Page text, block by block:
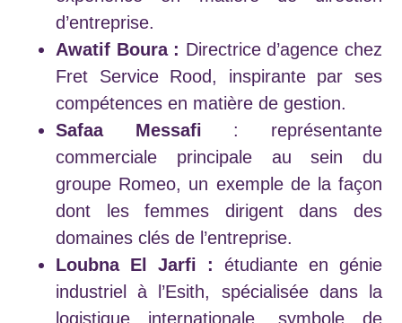
d’entreprise.
Awatif Boura : Directrice d’agence chez
Fret Service Rood, inspirante par ses
compétences en matière de gestion.
Safaa Messafi : représentante
commerciale principale au sein du
groupe Romeo, un exemple de la façon
dont les femmes dirigent dans des
domaines clés de l’entreprise.
Loubna El Jarfi : étudiante en génie
industriel à l’Esith, spécialisée dans la
logistique internationale, symbole de